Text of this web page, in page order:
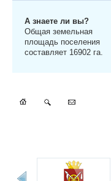
А знаете ли вы?
Общая земельная
площадь поселения
составляет 16902 га.